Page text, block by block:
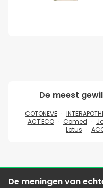
De meest
COTONEVE
ACT'ECO
Comed
Lotus
De meningen van